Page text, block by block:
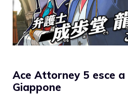
Ace Attorney 5 esce a
Giappone